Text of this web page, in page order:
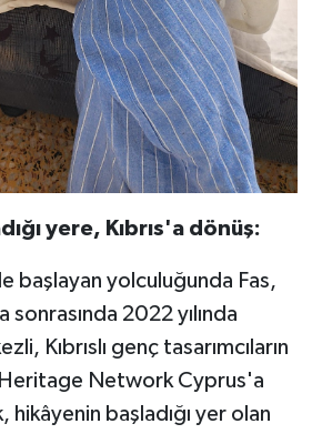
yere, Kıbrıs'a dönüş:
başlayan yolculuğunda Fas,
sonrasında 2022 yılında
Kıbrıslı genç tasarımcıların
Heritage Network Cyprus'a
hikâyenin başladığı yer olan